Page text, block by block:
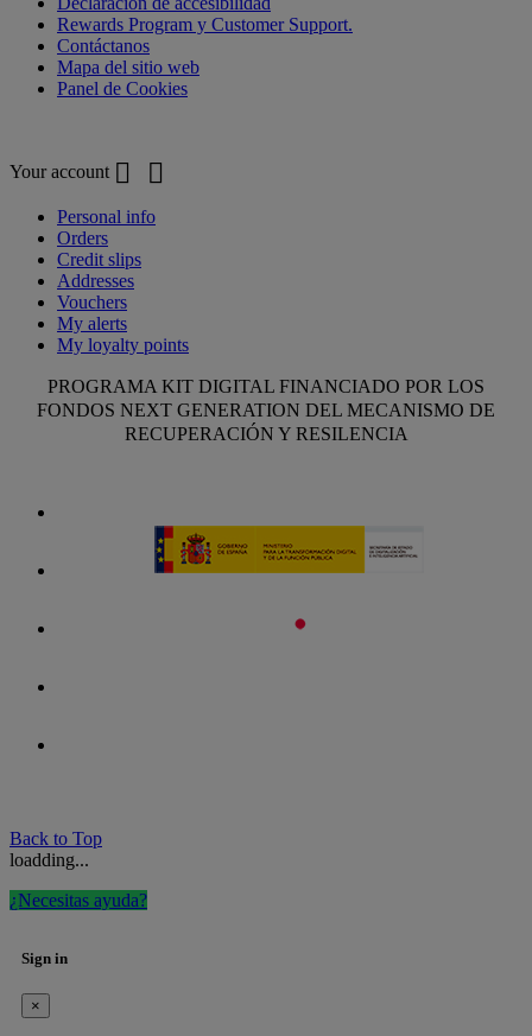
Rewards Program y Customer Support.
Contáctanos
Mapa del sitio web
Panel de Cookies
Your account  
Personal info
Orders
Credit slips
Addresses
Vouchers
My alerts
My loyalty points
PROGRAMA KIT DIGITAL FINANCIADO POR LOS
FONDOS NEXT GENERATION DEL MECANISMO DE
RECUPERACIÓN Y RESILENCIA
Back to Top
loadding...
¿Necesitas ayuda?
Sign in
×